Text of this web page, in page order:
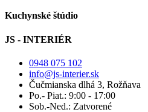
Kuchynské štúdio
JS - INTERIÉR
0948 075 102
info@js-interier.sk
Čučmianska dlhá 3, Rožňava
Po.- Piat.: 9:00 - 17:00
Sob.-Ned.: Zatvorené